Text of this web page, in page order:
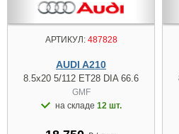
АРТИКУЛ:487828
AUDI A210
8.5x20 5/112 ET28 DIA 66.6
GMF
на складе 12 шт.